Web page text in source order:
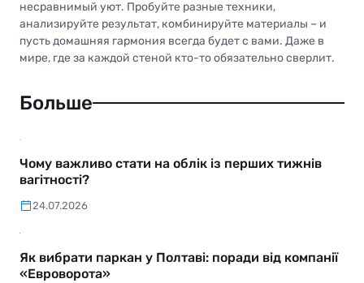
несравнимый уют. Пробуйте разные техники,
анализируйте результат, комбинируйте материалы – и
пусть домашняя гармония всегда будет с вами. Даже в
мире, где за каждой стеной кто-то обязательно сверлит.
Больше
Чому важливо стати на облік із перших тижнів
вагітності?
24.07.2026
Як вибрати паркан у Полтаві: поради від компанії
«Евроворота»